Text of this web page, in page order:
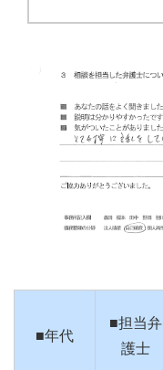
■年代
■担当弁
護士